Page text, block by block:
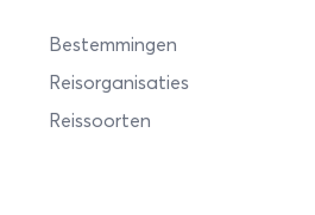
Bestemmingen
Reisorganisaties
Reissoorten